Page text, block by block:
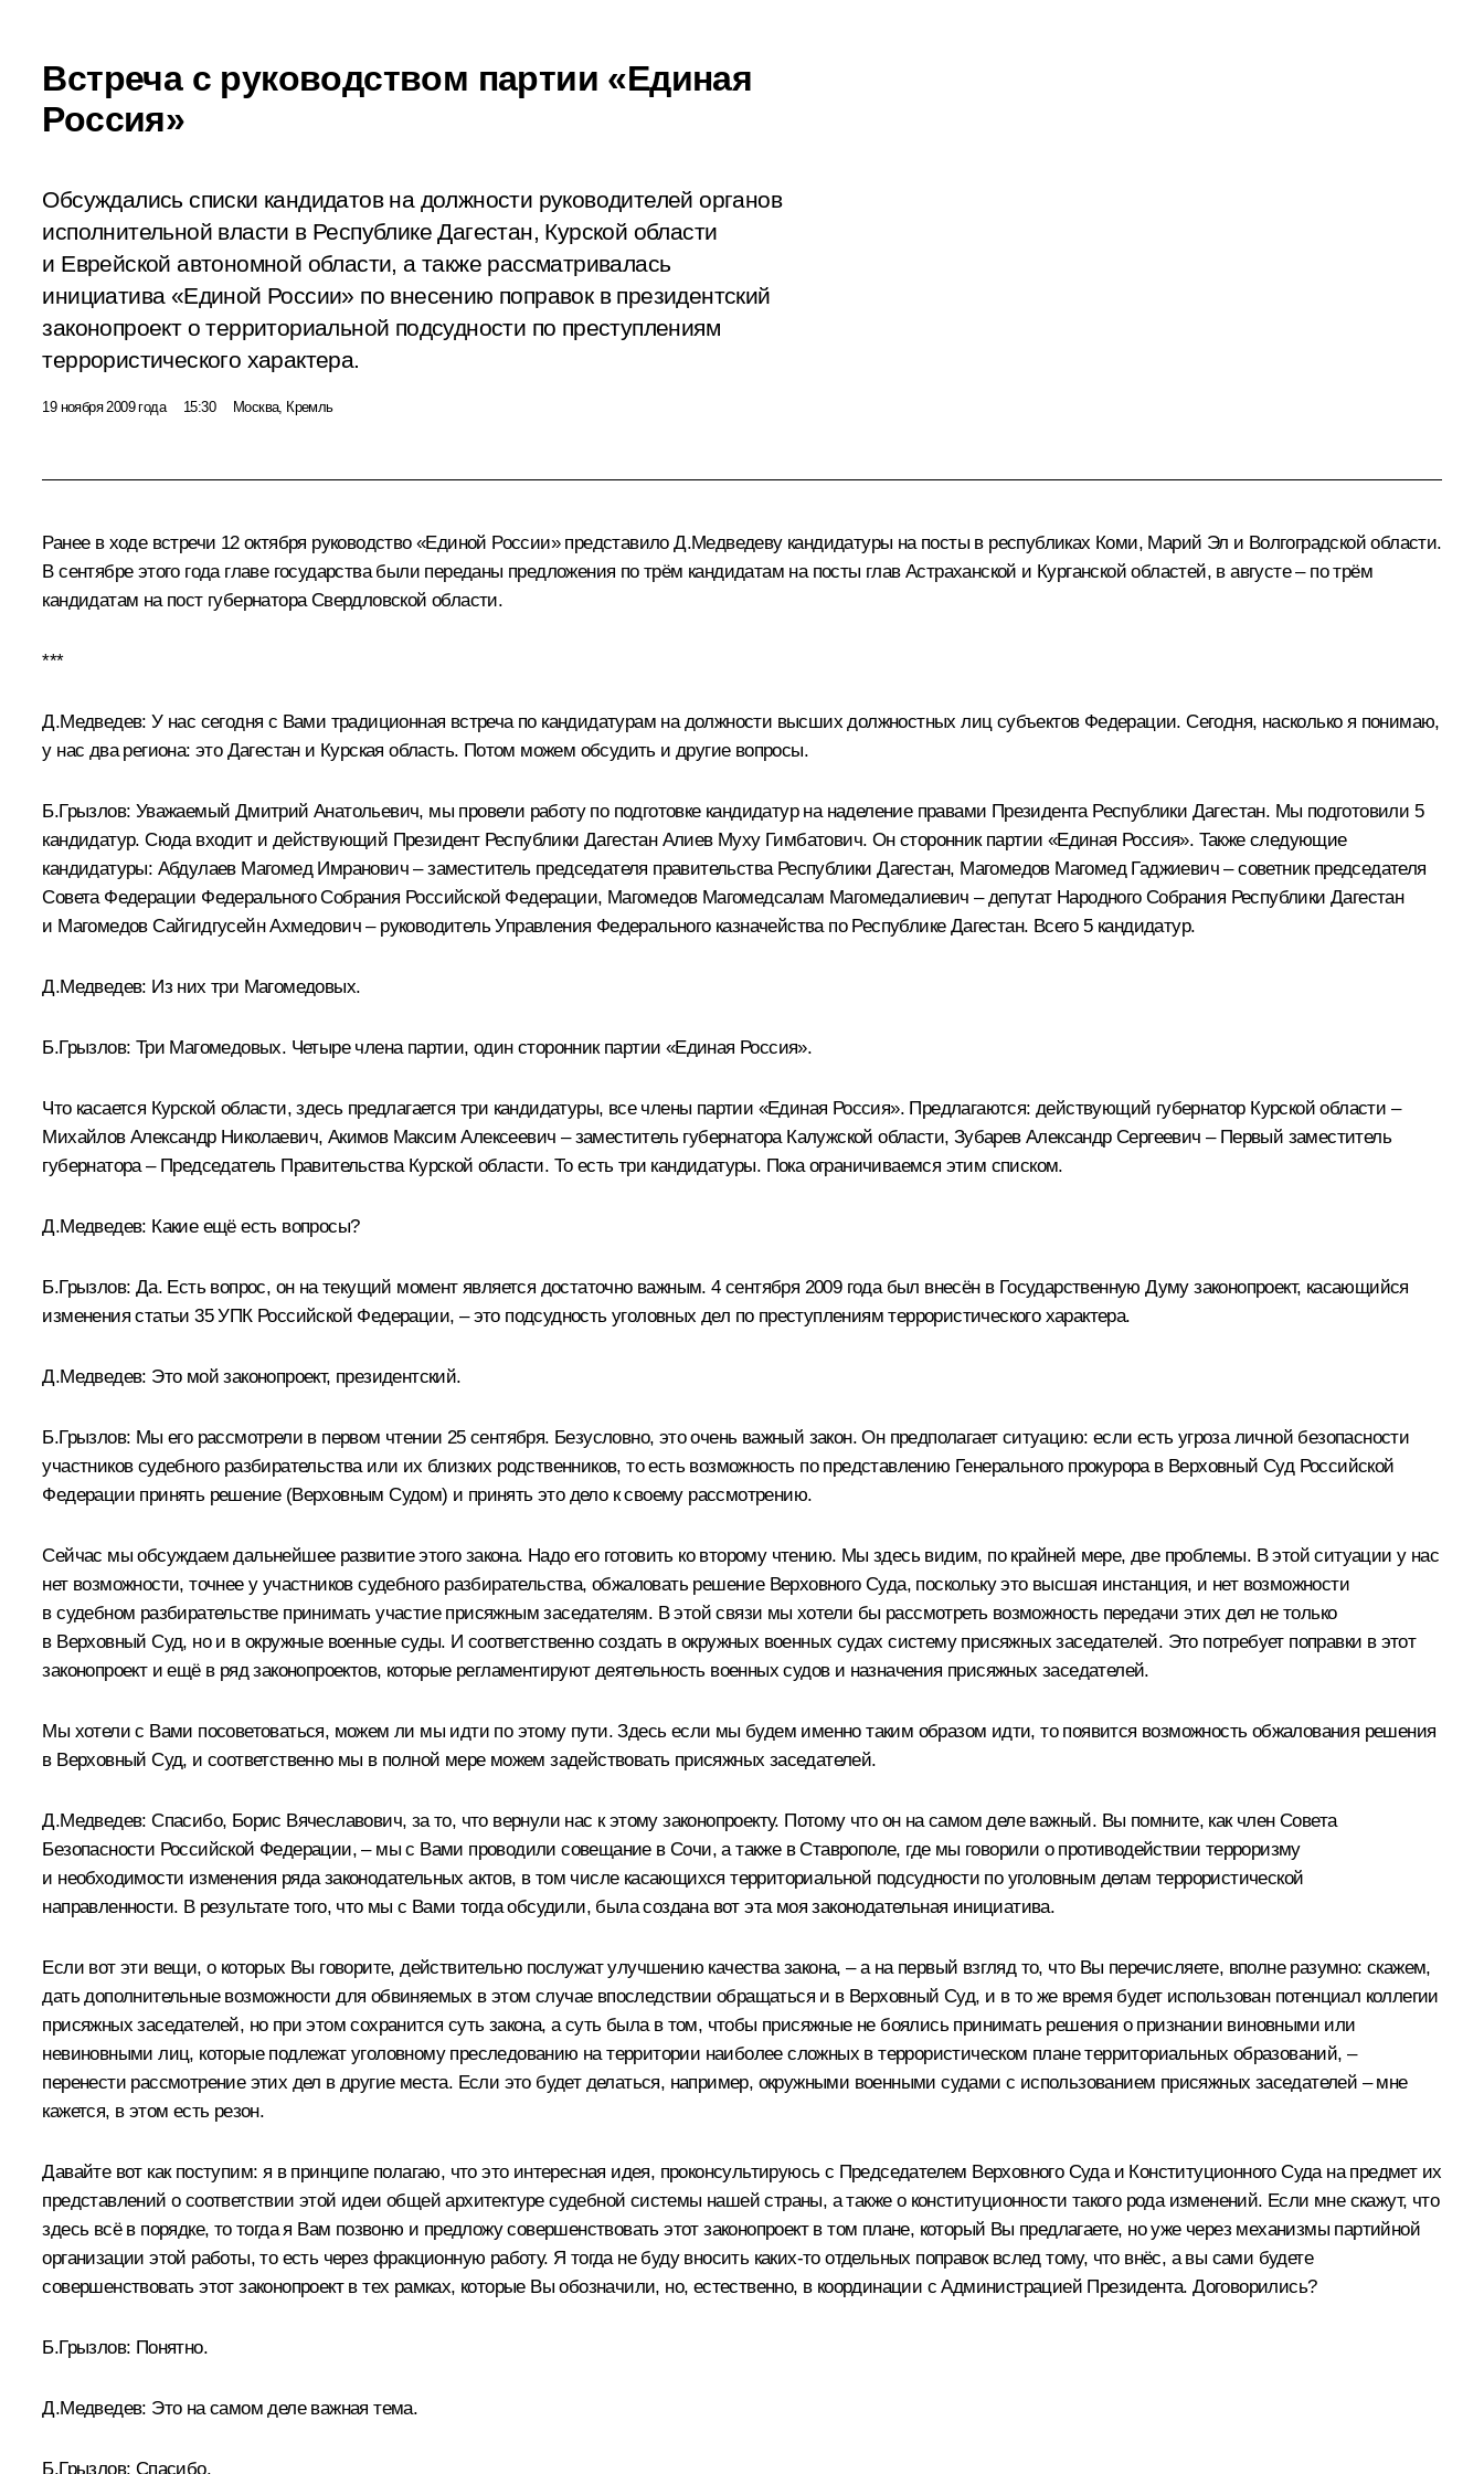
Встреча с руководством партии «Единая
Россия»
Обсуждались списки кандидатов на должности руководителей органов
исполнительной власти в Республике Дагестан, Курской области
и Еврейской автономной области, а также рассматривалась
инициатива «Единой России» по внесению поправок в президентский
законопроект о территориальной подсудности по преступлениям
террористического характера.
19 ноября 2009 года 15:30 Москва, Кремль
Ранее в ходе встречи 12 октября руководство «Единой России» представило Д.Медведеву кандидатуры на посты в республиках Коми, Марий Эл и Волгоградской области.
В сентябре этого года главе государства были переданы предложения по трём кандидатам на посты глав Астраханской и Курганской областей, в августе – по трём
кандидатам на пост губернатора Свердловской области.
***
Д.Медведев: У нас сегодня с Вами традиционная встреча по кандидатурам на должности высших должностных лиц субъектов Федерации. Сегодня, насколько я понимаю,
у нас два региона: это Дагестан и Курская область. Потом можем обсудить и другие вопросы.
Б.Грызлов: Уважаемый Дмитрий Анатольевич, мы провели работу по подготовке кандидатур на наделение правами Президента Республики Дагестан. Мы подготовили 5
кандидатур. Сюда входит и действующий Президент Республики Дагестан Алиев Муху Гимбатович. Он сторонник партии «Единая Россия». Также следующие
кандидатуры: Абдулаев Магомед Имранович – заместитель председателя правительства Республики Дагестан, Магомедов Магомед Гаджиевич – советник председателя
Совета Федерации Федерального Собрания Российской Федерации, Магомедов Магомедсалам Магомедалиевич – депутат Народного Собрания Республики Дагестан
и Магомедов Сайгидгусейн Ахмедович – руководитель Управления Федерального казначейства по Республике Дагестан. Всего 5 кандидатур.
Д.Медведев: Из них три Магомедовых.
Б.Грызлов: Три Магомедовых. Четыре члена партии, один сторонник партии «Единая Россия».
Что касается Курской области, здесь предлагается три кандидатуры, все члены партии «Единая Россия». Предлагаются: действующий губернатор Курской области –
Михайлов Александр Николаевич, Акимов Максим Алексеевич – заместитель губернатора Калужской области, Зубарев Александр Сергеевич – Первый заместитель
губернатора – Председатель Правительства Курской области. То есть три кандидатуры. Пока ограничиваемся этим списком.
Д.Медведев: Какие ещё есть вопросы?
Б.Грызлов: Да. Есть вопрос, он на текущий момент является достаточно важным. 4 сентября 2009 года был внесён в Государственную Думу законопроект, касающийся
изменения статьи 35 УПК Российской Федерации, – это подсудность уголовных дел по преступлениям террористического характера.
Д.Медведев: Это мой законопроект, президентский.
Б.Грызлов: Мы его рассмотрели в первом чтении 25 сентября. Безусловно, это очень важный закон. Он предполагает ситуацию: если есть угроза личной безопасности
участников судебного разбирательства или их близких родственников, то есть возможность по представлению Генерального прокурора в Верховный Суд Российской
Федерации принять решение (Верховным Судом) и принять это дело к своему рассмотрению.
Сейчас мы обсуждаем дальнейшее развитие этого закона. Надо его готовить ко второму чтению. Мы здесь видим, по крайней мере, две проблемы. В этой ситуации у нас
нет возможности, точнее у участников судебного разбирательства, обжаловать решение Верховного Суда, поскольку это высшая инстанция, и нет возможности
в судебном разбирательстве принимать участие присяжным заседателям. В этой связи мы хотели бы рассмотреть возможность передачи этих дел не только
в Верховный Суд, но и в окружные военные суды. И соответственно создать в окружных военных судах систему присяжных заседателей. Это потребует поправки в этот
законопроект и ещё в ряд законопроектов, которые регламентируют деятельность военных судов и назначения присяжных заседателей.
Мы хотели с Вами посоветоваться, можем ли мы идти по этому пути. Здесь если мы будем именно таким образом идти, то появится возможность обжалования решения
в Верховный Суд, и соответственно мы в полной мере можем задействовать присяжных заседателей.
Д.Медведев: Спасибо, Борис Вячеславович, за то, что вернули нас к этому законопроекту. Потому что он на самом деле важный. Вы помните, как член Совета
Безопасности Российской Федерации, – мы с Вами проводили совещание в Сочи, а такжев Ставрополе, где мы говорили о противодействии терроризму
и необходимости изменения ряда законодательных актов, в том числе касающихся территориальной подсудности по уголовным делам террористической
направленности. В результате того, что мы с Вами тогда обсудили, была создана вот эта моя законодательная инициатива.
Если вот эти вещи, о которых Вы говорите, действительно послужат улучшению качества закона, – а на первый взгляд то, что Вы перечисляете, вполне разумно: скажем,
дать дополнительные возможности для обвиняемых в этом случае впоследствии обращаться и в Верховный Суд, и в то же время будет использован потенциал коллегии
присяжных заседателей, но при этом сохранится суть закона, а суть была в том, чтобы присяжные не боялись принимать решения о признании виновными или
невиновными лиц, которые подлежат уголовному преследованию на территории наиболее сложных в террористическом плане территориальных образований, –
перенести рассмотрение этих дел в другие места. Если это будет делаться, например, окружными военными судами с использованием присяжных заседателей – мне
кажется, в этом есть резон.
Давайте вот как поступим: я в принципе полагаю, что это интересная идея, проконсультируюсь с Председателем Верховного Суда и Конституционного Суда на предмет их
представлений о соответствии этой идеи общей архитектуре судебной системы нашей страны, а также о конституционности такого рода изменений. Если мне скажут, что
здесь всё в порядке, то тогда я Вам позвоню и предложу совершенствовать этот законопроект в том плане, который Вы предлагаете, но уже через механизмы партийной
организации этой работы, то есть через фракционную работу. Я тогда не буду вносить каких‑то отдельных поправок вслед тому, что внёс, а вы сами будете
совершенствовать этот законопроект в тех рамках, которые Вы обозначили, но, естественно, в координации с Администрацией Президента. Договорились?
Б.Грызлов: Понятно.
Д.Медведев: Это на самом деле важная тема.
Б.Грызлов: Спасибо.